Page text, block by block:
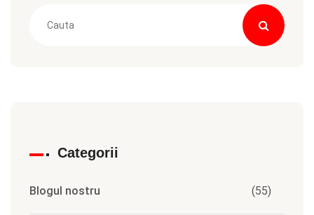
Categorii
Blogul nostru (55)